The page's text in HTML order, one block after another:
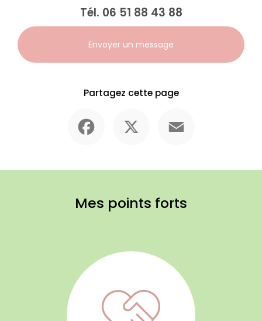
Tél. 06 51 88 43 88
Envoyer un message
Partagez cette page
Mes points forts